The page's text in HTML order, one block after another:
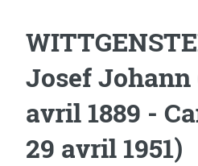
Josef Johann
avril 1889 -
29 avril 1951)